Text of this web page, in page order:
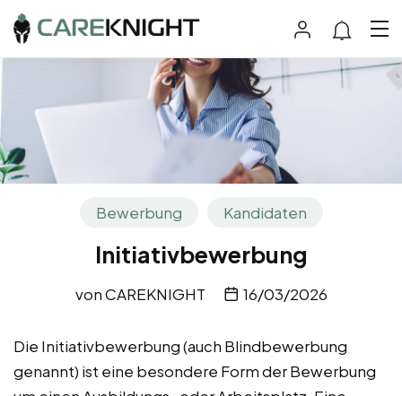
Bewerbung Kandidaten
Initiativbewerbung
vonCAREKNIGHT 16/03/2026
Die Initiativbewerbung (auch Blindbewerbung
genannt) ist eine besondere Form der Bewerbung